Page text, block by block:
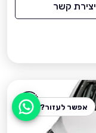
יצירת קשר
אפשר לעזור?